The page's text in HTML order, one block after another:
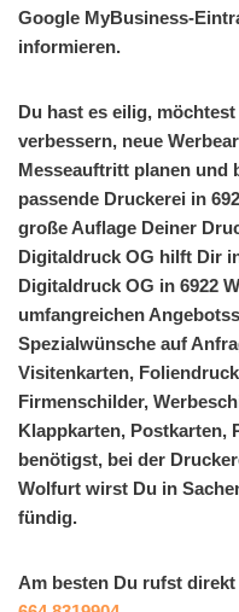
Google MyBusiness-
informieren.
Du hast es eilig,
verbessern, neue
Messeauftritt planen und
passende Druckerei in
große Auflage Deiner
Digitaldruck OG hilft Dir
Digitaldruck OG in 6922
umfangreichen
Spezialwünsche auf
Visitenkarten,
Firmenschilder,
Klappkarten, Postkarten,
benötigst, bei der
Wolfurt wirst Du in
fündig.
Am besten Du rufst